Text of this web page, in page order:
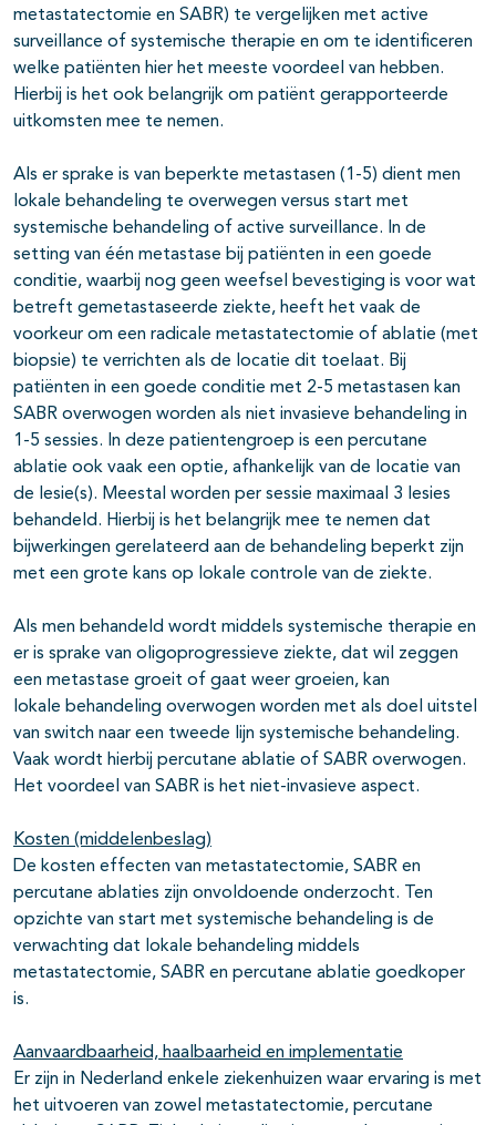
metastatectomie en SABR) te vergelijken met active
surveillance of systemische therapie en om te identificeren
welke patiënten hier het meeste voordeel van hebben.
Hierbij is het ook belangrijk om patiënt gerapporteerde
uitkomsten mee te nemen.
Als er sprake is van beperkte metastasen (1-5) dient men
lokale behandeling te overwegen versus start met
systemische behandeling of active surveillance. In de
setting van één metastase bij patiënten in een goede
conditie, waarbij nog geen weefsel bevestiging is voor wat
betreft gemetastaseerde ziekte, heeft het vaak de
voorkeur om een radicale metastatectomie of ablatie (met
biopsie) te verrichten als de locatie dit toelaat. Bij
patiënten in een goede conditie met 2-5 metastasen kan
SABR overwogen worden als niet invasieve behandeling in
1-5 sessies. In deze patientengroep is een percutane
ablatie ook vaak een optie, afhankelijk van de locatie van
de lesie(s). Meestal worden per sessie maximaal 3 lesies
behandeld. Hierbij is het belangrijk mee te nemen dat
bijwerkingen gerelateerd aan de behandeling beperkt zijn
met een grote kans op lokale controle van de ziekte.
Als men behandeld wordt middels systemische therapie en
er is sprake van oligoprogressieve ziekte, dat wil zeggen
een metastase groeit of gaat weer groeien, kan
lokale behandeling overwogen worden met als doel uitstel
van switch naar een tweede lijn systemische behandeling.
Vaak wordt hierbij percutane ablatie of SABR overwogen.
Het voordeel van SABR is het niet-invasieve aspect.
Kosten (middelenbeslag)
De kosten effecten van metastatectomie, SABR en
percutane ablaties zijn onvoldoende onderzocht. Ten
opzichte van start met systemische behandeling is de
verwachting dat lokale behandeling middels
metastatectomie, SABR en percutane ablatie goedkoper
is.
Aanvaardbaarheid, haalbaarheid en implementatie
Er zijn in Nederland enkele ziekenhuizen waar ervaring is met
het uitvoeren van zowel metastatectomie, percutane